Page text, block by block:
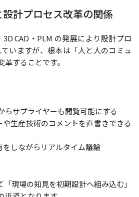
計プロセス改革の関係
CAD・PLM の発展により設計プロ
いますが、根本は「人と人のコミュ
することです。
らサプライヤーも閲覧可能にする
や生産技術のコメントを直書きできる
しながらリアルタイム議論
現場の知見を初期設計へ組み込む」